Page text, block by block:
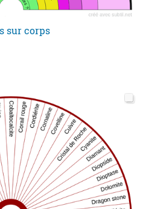
sur corps